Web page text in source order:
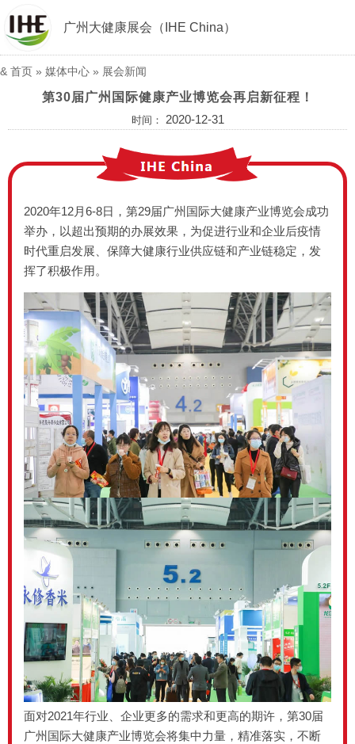
广州大健康展会（IHE China）
& 首页 » 媒体中心 » 展会新闻
第30届广州国际健康产业博览会再启新征程！
时间： 2020-12-31
2020年12月6-8日，第29届广州国际大健康产业博览会成功
举办，以超出预期的办展效果，为促进行业和企业后疫情
时代重启发展、保障大健康行业供应链和产业链稳定，发
挥了积极作用。
面对2021年行业、企业更多的需求和更高的期许，第30届
广州国际大健康产业博览会将集中力量，精准落实，不断